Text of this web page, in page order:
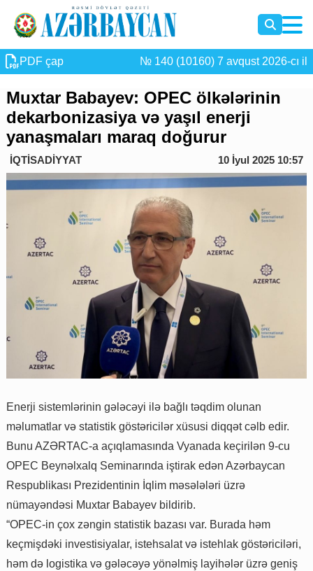
PDF çap № 140 (10160) 7 avqust 2026-cı il
Muxtar Babayev: OPEC ölkələrinin
dekarbonizasiya və yaşıl enerji
yanaşmaları maraq doğurur
İQTİSADİYYAT 10 İyul 2025 10:57
Enerji sistemlərinin gələcəyi ilə bağlı təqdim olunan
məlumatlar və statistik göstəricilər xüsusi diqqət cəlb edir.
Bunu AZƏRTAC-a açıqlamasında Vyanada keçirilən 9-cu
OPEC Beynəlxalq Seminarında iştirak edən Azərbaycan
Respublikası Prezidentinin İqlim məsələləri üzrə
nümayəndəsi Muxtar Babayev bildirib.
“OPEC-in çox zəngin statistik bazası var. Burada həm
keçmişdəki investisiyalar, istehsalat və istehlak göstəriciləri,
həm də logistika və gələcəyə yönəlmiş layihələr üzrə geniş